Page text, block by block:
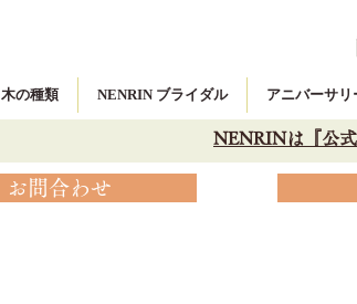
木の種類 NENRIN ブライダル アニバーサリ
NENRINは『公
お問合わせ